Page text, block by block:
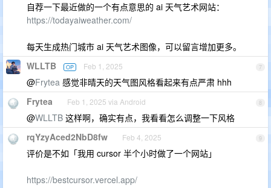
自荐一下最近做的一个有点意思的 ai 天气艺术网站：
https://todayaiweather.com/
每天生成热门城市 ai 天气艺术图像，可以留言增加更多。
7
WLLTB OP Feb 1, 2025
@Frytea 感觉非晴天的天气图风格看起来有点严肃 hhh
8
Frytea Feb 1, 2025 via Android
@WLLTB 这样啊，确实有点，我看看怎么调整一下风格
9
rqYzyAced2NbD8fw Feb 4, 2025
评价是不如「我用 cursor 半个小时做了一个网站」
https://bestcursor.vercel.app/